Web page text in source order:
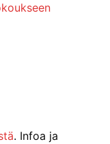
. Infoa ja